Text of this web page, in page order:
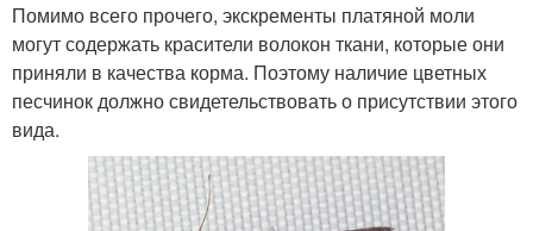
Помимо всего прочего, экскременты платяной моли
могут содержать красители волокон ткани, которые они
приняли в качества корма. Поэтому наличие цветных
песчинок должно свидетельствовать о присутствии этого
вида.